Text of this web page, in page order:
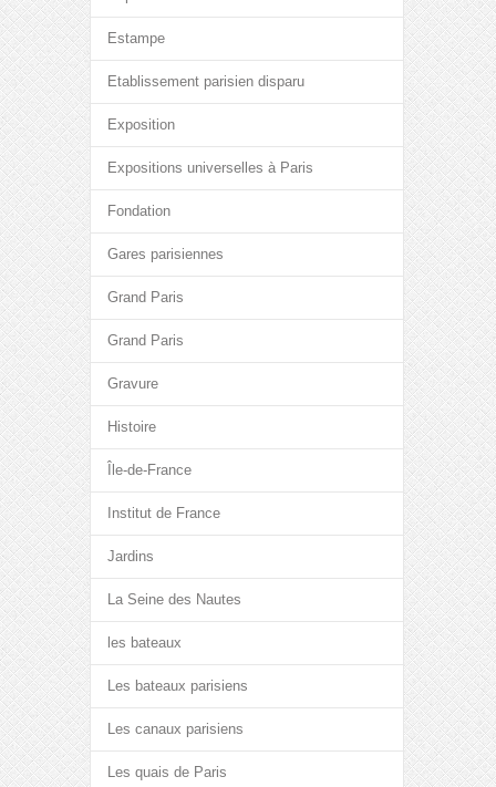
Estampe
Etablissement parisien disparu
Exposition
Expositions universelles à Paris
Fondation
Gares parisiennes
Grand Paris
Grand Paris
Gravure
Histoire
Île-de-France
Institut de France
Jardins
La Seine des Nautes
les bateaux
Les bateaux parisiens
Les canaux parisiens
Les quais de Paris